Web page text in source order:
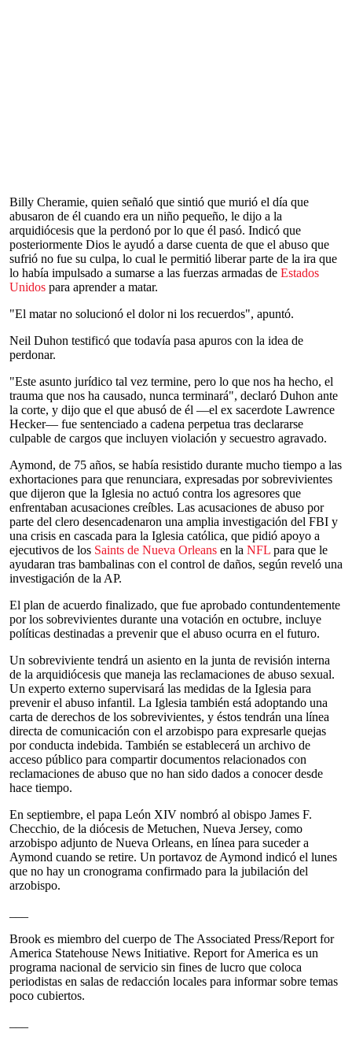
Billy Cheramie, quien señaló que sintió que murió el día que
abusaron de él cuando era un niño pequeño, le dijo a la
arquidiócesis que la perdonó por lo que él pasó. Indicó que
posteriormente Dios le ayudó a darse cuenta de que el abuso que
sufrió no fue su culpa, lo cual le permitió liberar parte de la ira que
lo había impulsado a sumarse a las fuerzas armadas de Estados
Unidos para aprender a matar.
"El matar no solucionó el dolor ni los recuerdos", apuntó.
Neil Duhon testificó que todavía pasa apuros con la idea de
perdonar.
"Este asunto jurídico tal vez termine, pero lo que nos ha hecho, el
trauma que nos ha causado, nunca terminará", declaró Duhon ante
la corte, y dijo que el que abusó de él —el ex sacerdote Lawrence
Hecker— fue sentenciado a cadena perpetua tras declararse
culpable de cargos que incluyen violación y secuestro agravado.
Aymond, de 75 años, se había resistido durante mucho tiempo a las
exhortaciones para que renunciara, expresadas por sobrevivientes
que dijeron que la Iglesia no actuó contra los agresores que
enfrentaban acusaciones creíbles. Las acusaciones de abuso por
parte del clero desencadenaron una amplia investigación del FBI y
una crisis en cascada para la Iglesia católica, que pidió apoyo a
ejecutivos de los Saints de Nueva Orleans en la NFL para que le
ayudaran tras bambalinas con el control de daños, según reveló una
investigación de la AP.
El plan de acuerdo finalizado, que fue aprobado contundentemente
por los sobrevivientes durante una votación en octubre, incluye
políticas destinadas a prevenir que el abuso ocurra en el futuro.
Un sobreviviente tendrá un asiento en la junta de revisión interna
de la arquidiócesis que maneja las reclamaciones de abuso sexual.
Un experto externo supervisará las medidas de la Iglesia para
prevenir el abuso infantil. La Iglesia también está adoptando una
carta de derechos de los sobrevivientes, y éstos tendrán una línea
directa de comunicación con el arzobispo para expresarle quejas
por conducta indebida. También se establecerá un archivo de
acceso público para compartir documentos relacionados con
reclamaciones de abuso que no han sido dados a conocer desde
hace tiempo.
En septiembre, el papa León XIV nombró al obispo James F.
Checchio, de la diócesis de Metuchen, Nueva Jersey, como
arzobispo adjunto de Nueva Orleans, en línea para suceder a
Aymond cuando se retire. Un portavoz de Aymond indicó el lunes
que no hay un cronograma confirmado para la jubilación del
arzobispo.
Brook es miembro del cuerpo de The Associated Press/Report for
America Statehouse News Initiative. Report for America es un
programa nacional de servicio sin fines de lucro que coloca
periodistas en salas de redacción locales para informar sobre temas
poco cubiertos.